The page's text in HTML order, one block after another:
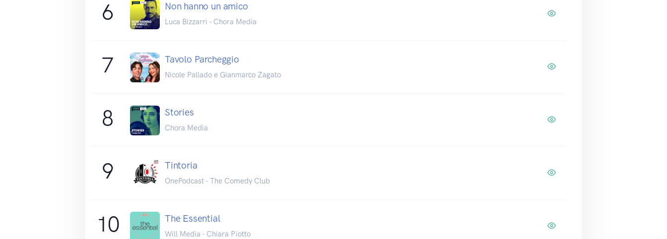
6 Non hanno un amico
Luca Bizzarri - Chora Media
7 Tavolo Parcheggio
Nicole Pallado e Gianmarco Zagato
8 Stories
Chora Media
9 Tintoria
OnePodcast - The Comedy Club
10 The Essential
Will Media - Chiara Piotto